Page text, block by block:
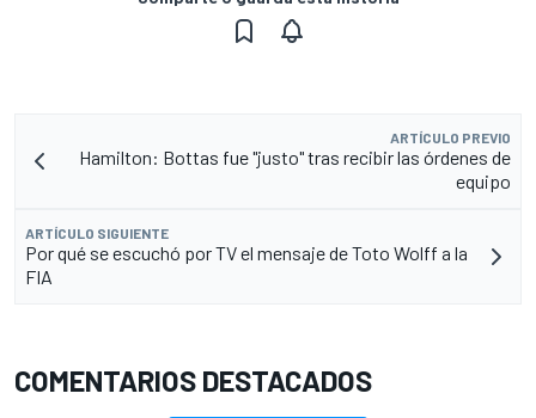
ARTÍCULO PREVIO
Hamilton: Bottas fue "justo" tras recibir las órdenes de
equipo
ARTÍCULO SIGUIENTE
Por qué se escuchó por TV el mensaje de Toto Wolff a la
FIA
COMENTARIOS DESTACADOS